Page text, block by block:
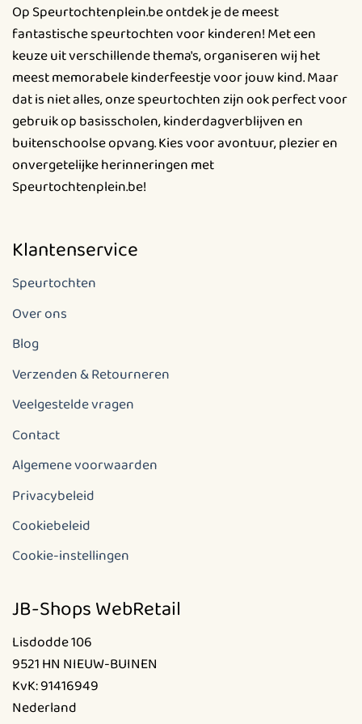
Op Speurtochtenplein.be ontdek je de meest
fantastische speurtochten voor kinderen! Met een
keuze uit verschillende thema's, organiseren wij het
meest memorabele kinderfeestje voor jouw kind. Maar
dat is niet alles, onze speurtochten zijn ook perfect voor
gebruik op basisscholen, kinderdagverblijven en
buitenschoolse opvang. Kies voor avontuur, plezier en
onvergetelijke herinneringen met
Speurtochtenplein.be!
Klantenservice
Speurtochten
Over ons
Blog
Verzenden & Retourneren
Veelgestelde vragen
Contact
Algemene voorwaarden
Privacybeleid
Cookiebeleid
Cookie-instellingen
JB-Shops WebRetail
Lisdodde 106
9521 HN NIEUW-BUINEN
KvK: 91416949
Nederland